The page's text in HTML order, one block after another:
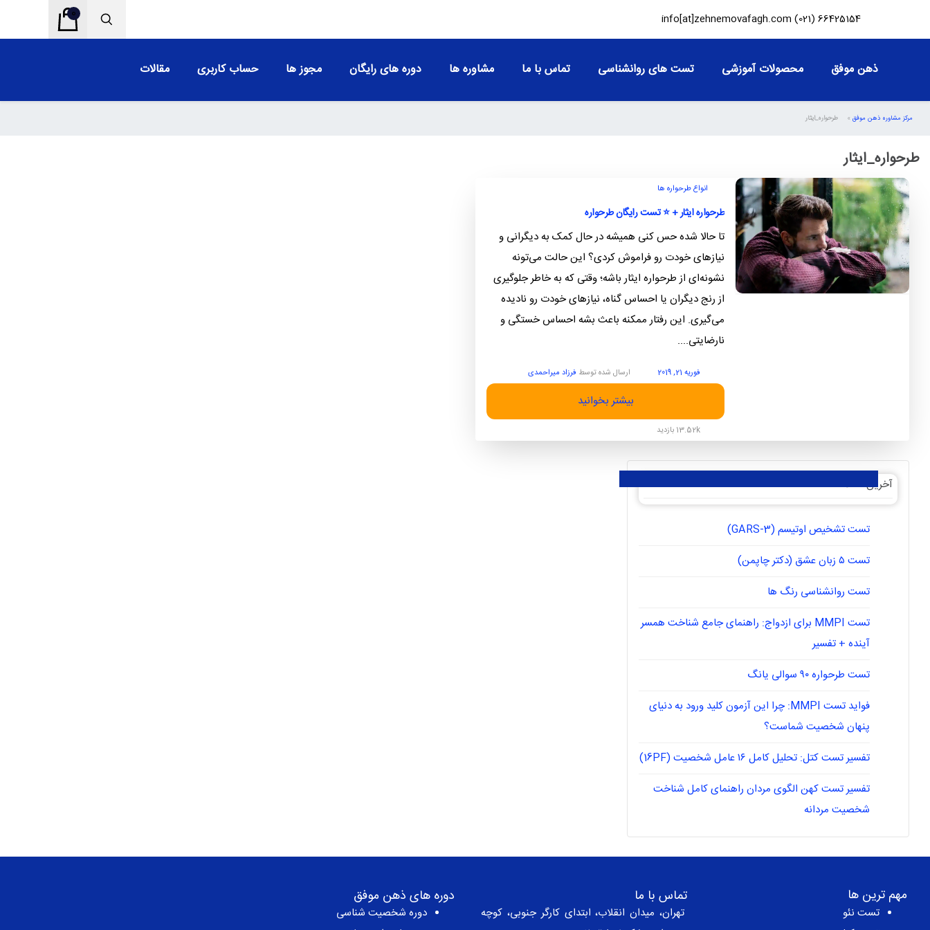
66425154 (021)
info[at]zehnemovafagh.com
0
ذهن موفق محصولات آموزشی تست های روانشناسی تماس با ما مشاوره ها دوره های رایگان مجوز ها حساب کاربری مقالات
مرکز مشاوره ذهن موفق » طرحواره_ایثار
طرحواره_ایثار
انواع طرحواره ها
طرحواره ایثار + ⭐️ تست رایگان طرحواره
تا حالا شده حس کنی همیشه در حال کمک به دیگرانی و
نیازهای خودت رو فراموش کردی؟ این حالت می‌تونه
نشونه‌ای از طرحواره ایثار باشه؛ وقتی که به خاطر جلوگیری
از رنج دیگران یا احساس گناه، نیازهای خودت رو نادیده
می‌گیری. این رفتار ممکنه باعث بشه احساس خستگی و
نارضایتی....
فوریه 21, 2019 ارسال شده توسط فرزاد میراحمدی
بیشتر بخوانید
آخرین مقالات
تست تشخیص اوتیسم (GARS-3)
تست ۵ زبان عشق (دکتر چاپمن)
تست روانشناسی رنگ ها
تست MMPI برای ازدواج: راهنمای جامع شناخت همسر
آینده + تفسیر
تست طرحواره ۹۰ سوالی یانگ
فواید تست MMPI: چرا این آزمون کلید ورود به دنیای
پنهان شخصیت شماست؟
تفسیر تست کتل: تحلیل کامل ۱۶ عامل شخصیت (16PF)
تفسیر تست کهن الگوی مردان راهنمای کامل شناخت
شخصیت مردانه
مهم ترین ها
تست نئو
تماس با ما
تهران، میدان انقلاب، ابتدای کارگر جنوبی، کوچه
دوره های ذهن موفق
دوره شخصیت شناسی